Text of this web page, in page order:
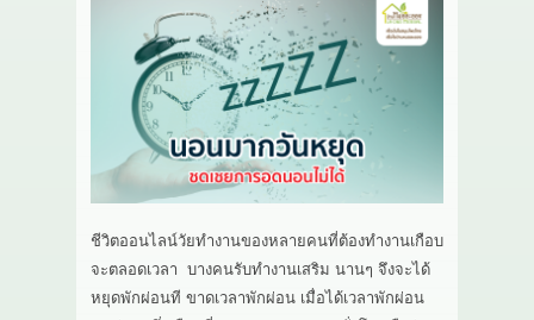
GREEN HOUSE
ติดต่อเราชีวิตออนไลน์วัยทำงานของหลายคนที่ต้องทำงานเกือบ
จะตลอดเวลา บางคนรับทำงานเสริม นานๆ จึงจะได้
หยุดพักผ่อนที ขาดเวลาพักผ่อน เมื่อได้เวลาพักผ่อน